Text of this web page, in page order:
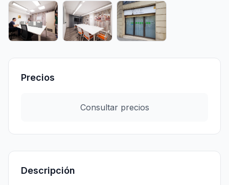
Precios
Consultar precios
Descripción